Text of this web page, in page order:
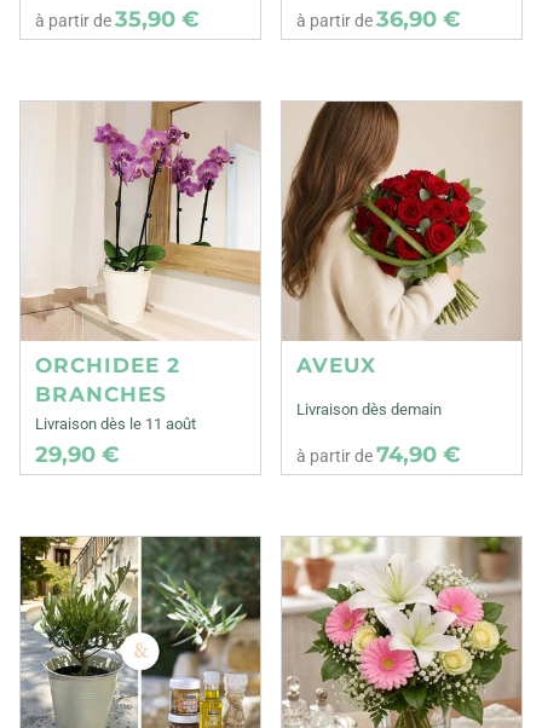
à partir de35,90 € à partir de36,90 €
ORCHIDEE 2
BRANCHES
Livraison dès le 11 août
29,90 €
AVEUX
Livraison dès demain
à partir de74,90 €